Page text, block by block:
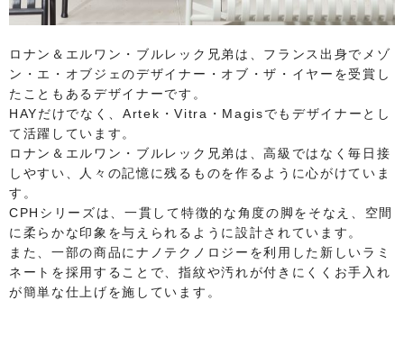
ロナン＆エルワン・ブルレック兄弟は、フランス出身でメゾ
ン・エ・オブジェのデザイナー・オブ・ザ・イヤーを受賞し
たこともあるデザイナーです。
HAYだけでなく、Artek・Vitra・Magisでもデザイナーとし
て活躍しています。
ロナン＆エルワン・ブルレック兄弟は、高級ではなく毎日接
しやすい、人々の記憶に残るものを作るように心がけていま
す。
CPHシリーズは、一貫して特徴的な角度の脚をそなえ、空間
に柔らかな印象を与えられるように設計されています。
また、一部の商品にナノテクノロジーを利用した新しいラミ
ネートを採用することで、指紋や汚れが付きにくくお手入れ
が簡単な仕上げを施しています。